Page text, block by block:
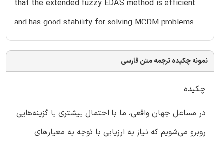
that the extended fuzzy EDAS method is efficient
and has good stability for solving MCDM problems.
نمونه چکیده ترجمه متن فارسی
چکیده
در مساعل جهان واقعی، ما با احتمال بیشتری با گزینه‌هایی
روبرو می‌شویم که نیاز به ارزیابی با توجه به معیارهای